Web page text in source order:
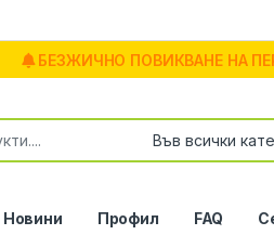
БЕЗЖИЧНО ПОВИКВАНЕ НА
Новини Профил FAQ